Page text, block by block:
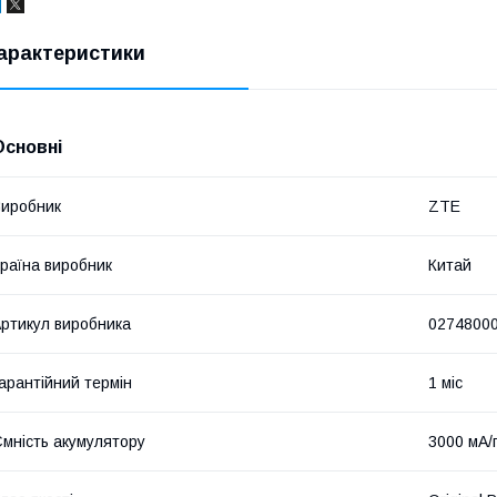
ZTE
виробник Китай
виробника 02748000
термін 1 міс
акумулятору 3000 мА/